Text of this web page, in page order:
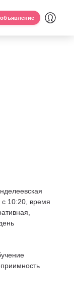
с 10:20, время